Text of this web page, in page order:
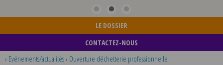
LE DOSSIER
CONTACTEZ-NOUS
› Evénements/actualités› Ouverture déchetterie professionnelle